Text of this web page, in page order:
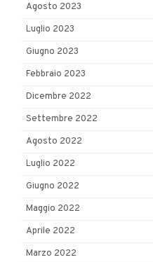
Agosto 2023
Luglio 2023
Giugno 2023
Febbraio 2023
Dicembre 2022
Settembre 2022
Agosto 2022
Luglio 2022
Giugno 2022
Maggio 2022
Aprile 2022
Marzo 2022